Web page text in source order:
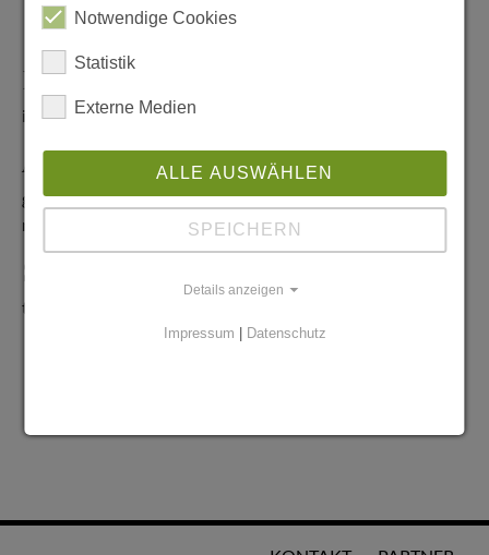
Redaktionelle Anfragen
info@stadtglanz.de
Anzeigen-Service
graen@mediaworldgmbh.deoder
meyer@mediaworldgmbh.de
tipps@stadtglanz.de
Notwendige Cookies
Statistik
Externe Medien
ALLE AUSWÄHLEN
SPEICHERN
Details anzeigen
Impressum | Datenschutz